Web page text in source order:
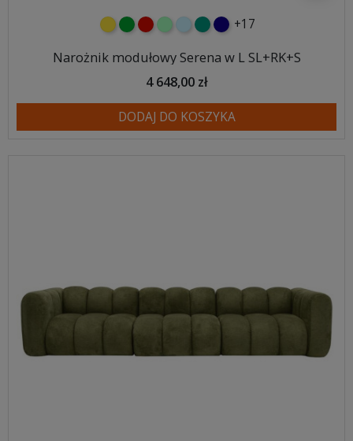
żółtyzielonyczerwony
miętowybłękitnyturkusowy
granatowy
+17
Narożnik modułowy Serena w L SL+RK+S
4 648,00 zł
DODAJ DO KOSZYKA